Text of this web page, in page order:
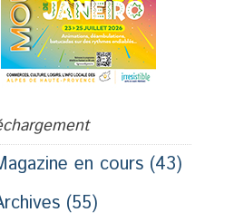
en cours (43)
(55)